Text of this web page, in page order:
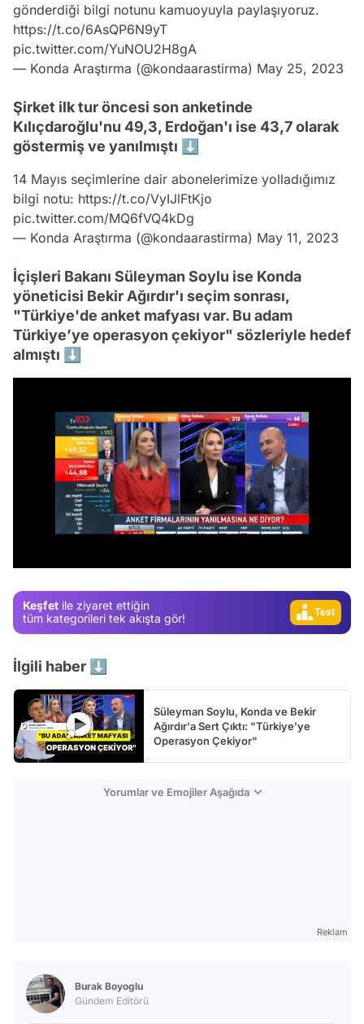
gönderdiği bilgi notunu kamuoyuyla paylaşıyoruz.
https://t.co/6AsQP6N9yT
pic.twitter.com/YuNOU2H8gA
— Konda Araştırma (@kondaarastirma) May 25, 2023
Şirket ilk tur öncesi son anketinde
Kılıçdaroğlu'nu 49,3, Erdoğan'ı ise 43,7 olarak
göstermiş ve yanılmıştı ⬇️
14 Mayıs seçimlerine dair abonelerimize yolladığımız
bilgi notu: https://t.co/VyIJlFtKjo
pic.twitter.com/MQ6fVQ4kDg
— Konda Araştırma (@kondaarastirma) May 11, 2023
İçişleri Bakanı Süleyman Soylu ise Konda
yöneticisi Bekir Ağırdır'ı seçim sonrası,
"Türkiye'de anket mafyası var. Bu adam
Türkiye’ye operasyon çekiyor" sözleriyle hedef
almıştı ⬇️
Keşfet ile ziyaret ettiğin
tüm kategorileri tek akışta gör!
Gündem
Test
İlgili haber ⬇️
Süleyman Soylu, Konda ve Bekir
Ağırdır'a Sert Çıktı: "Türkiye’ye
Operasyon Çekiyor"
Yorumlar ve Emojiler Aşağıda
Reklam
Burak Boyoglu
Gündem Editörü